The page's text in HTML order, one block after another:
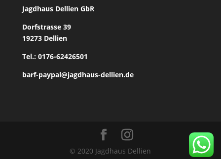
Jagdhaus Dellien GbR
Dorfstrasse 39
19273 Dellien
Tel.: 0176-62426501
barf-paypal@jagdhaus-dellien.de
© 2020 Jagdhaus Dellien